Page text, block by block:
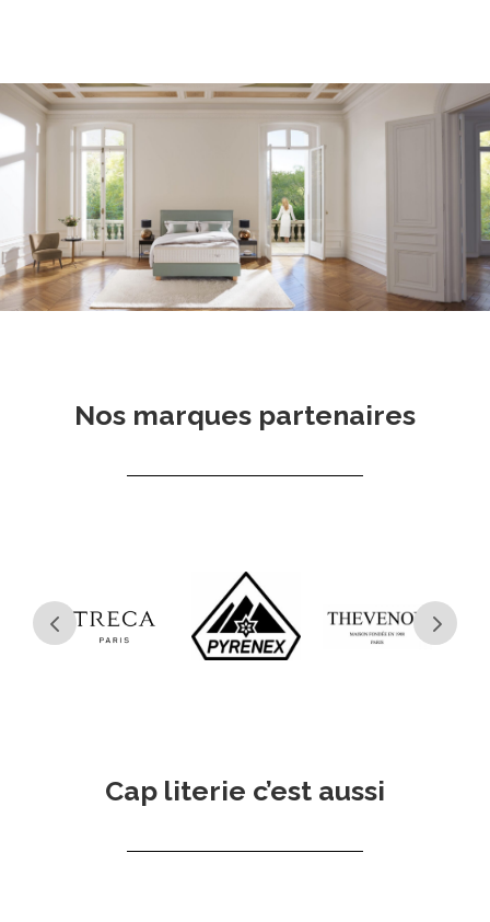
Nos marques partenaires
Cap literie c’est aussi